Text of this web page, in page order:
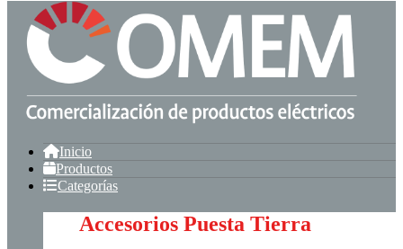
Inicio
Productos
Categorías
Accesorios Puesta Tierra